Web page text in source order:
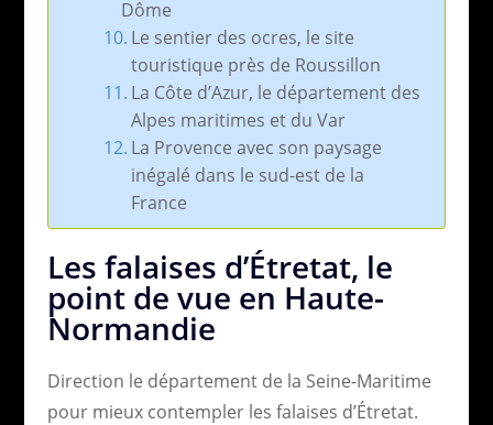
Dôme
Le sentier des ocres, le site
touristique près de Roussillon
La Côte d’Azur, le département des
Alpes maritimes et du Var
La Provence avec son paysage
inégalé dans le sud-est de la
France
Les falaises d’Étretat, le
point de vue en Haute-
Normandie
Direction le département de la Seine-Maritime
pour mieux contempler les falaises d’Étretat.